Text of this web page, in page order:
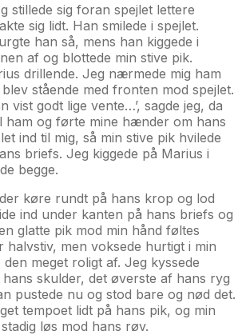
stillede sig foran spejlet lettere
sig lidt. Han smilede i spejlet.
han så, mens han kiggede i
af og blottede min stive pik.
drillende. Jeg nærmede mig ham
stående med fronten mod spejlet.
vist godt lige vente…’, sagde jeg, da
ham og førte mine hænder om hans
ind til mig, så min stive pik hvilede
briefs. Jeg kiggede på Marius i
begge.
køre rundt på hans krop og lod
ind under kanten på hans briefs og
glatte pik mod min hånd føltes
halvstiv, men voksede hurtigt i min
meget roligt af. Jeg kyssede
skulder, det øverste af hans ryg
pustede nu og stod bare og nød det.
tempoet lidt på hans pik, og min
løs mod hans røv.